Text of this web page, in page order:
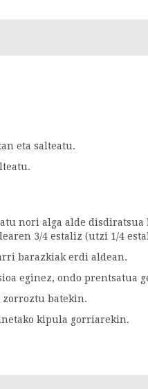
eta salteatu.
nori alga alde
3/4 estaliz (utzi 1/4
barazkiak erdi aldean.
eginez, ondo prentsatua
zorroztu batekin.
kipula gorriarekin.